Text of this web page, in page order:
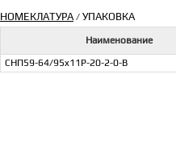
НОМЕКЛАТУРА/ УПАКОВКА
Наименование
СНП59-64/95x11Р-20-2-0-В